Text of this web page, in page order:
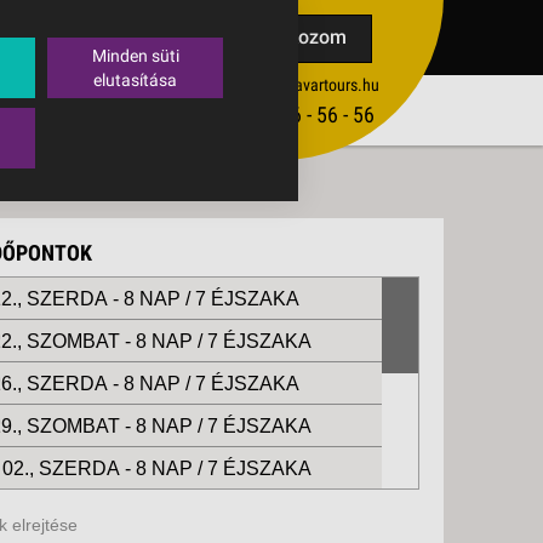
Feliratkozom
ertekesites@budavartours.hu
(+36­ 1) 3 - 56 - 56 - 56
TIPPEK
SZERDA - 8 NAP / 7 ÉJSZAKA
SZOMBAT - 8 NAP / 7 ÉJSZAKA
SZERDA - 8 NAP / 7 ÉJSZAKA
SZOMBAT - 8 NAP / 7 ÉJSZAKA
SZERDA - 8 NAP / 7 ÉJSZAKA
elrejtése
Minden süti
elutasítása